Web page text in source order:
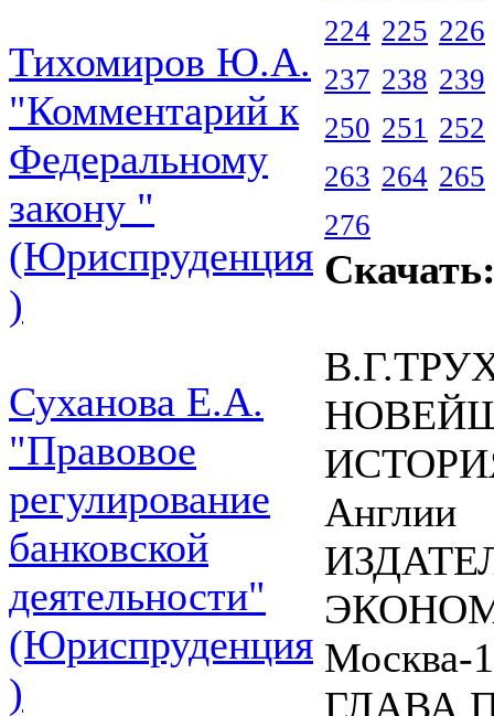
Тихомиров Ю.А.
"Комментарий к
Федеральному
закону "
(Юриспруденция
)
Суханова Е.А.
"Правовое
регулирование
банковской
деятельности"
(Юриспруденция
)
224 225 226
237 238 239
250 251 252
263 264 265
276
Англии
Москва-
ГЛАВА